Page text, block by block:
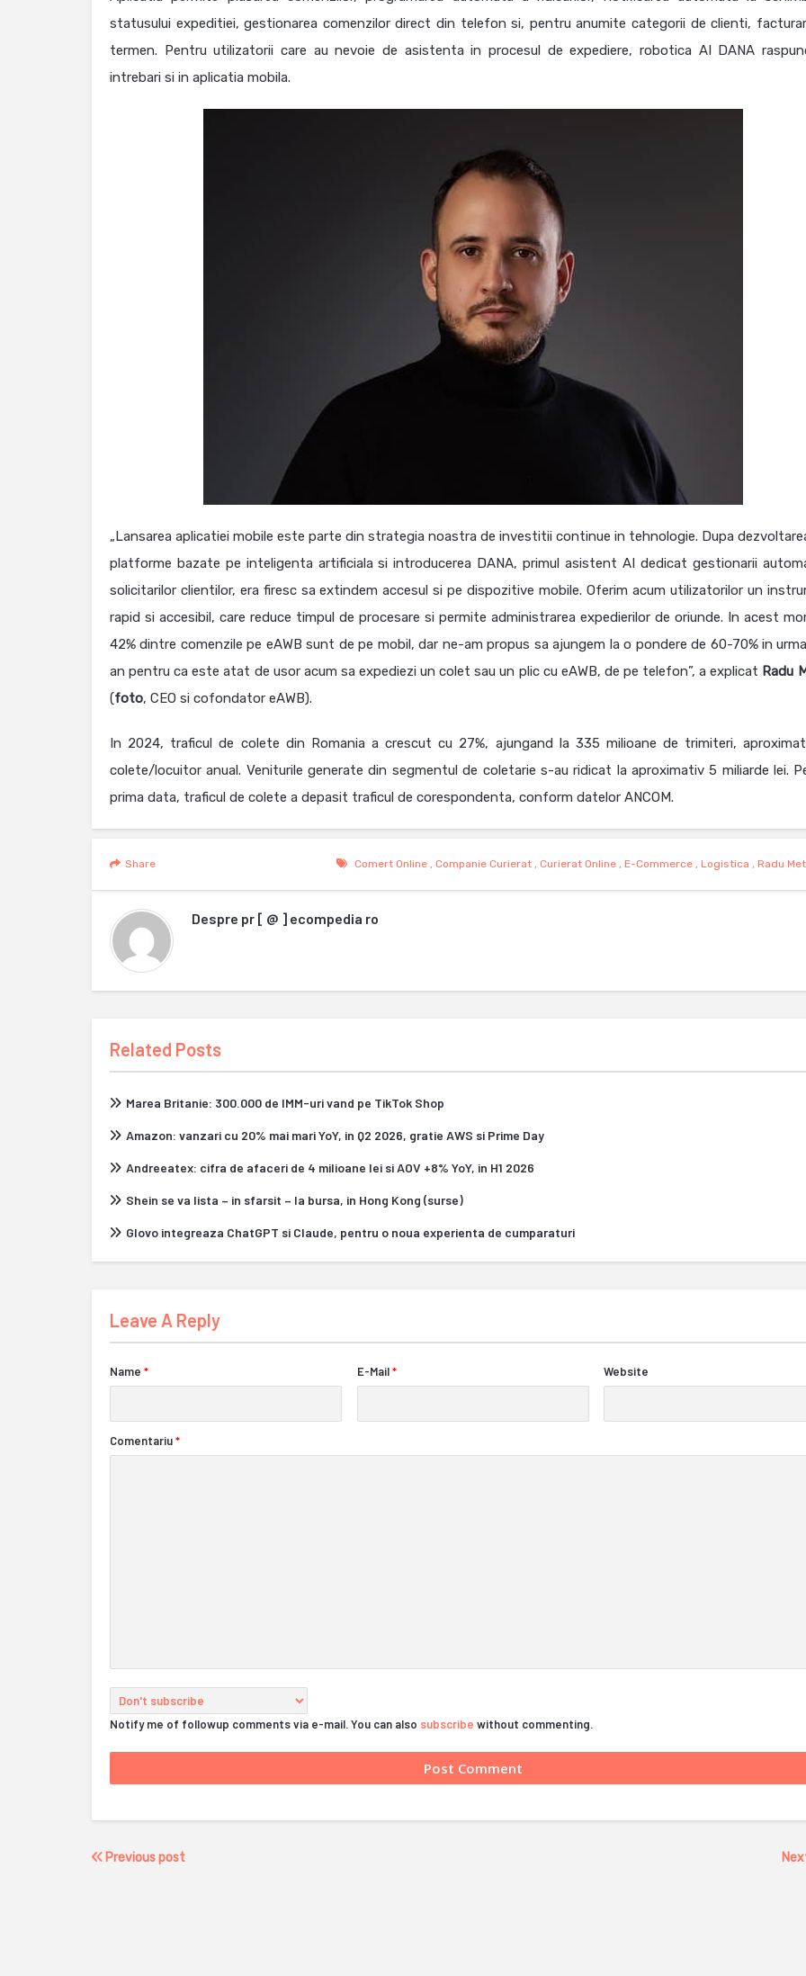
statusului expeditiei, gestionarea comenzilor direct din telefon si, pentru anumite categorii de clienti,
termen. Pentru utilizatorii care au nevoie de asistenta in procesul de expediere, robotica AI DANA
intrebari si in aplicatia mobila.
„Lansarea aplicatiei mobile este parte din strategia noastra de investitii continue in tehnologie. Dupa
platforme bazate pe inteligenta artificiala si introducerea DANA, primul asistent AI dedicat gestionarii
solicitarilor clientilor, era firesc sa extindem accesul si pe dispozitive mobile. Oferim acum utilizatorilor un
rapid si accesibil, care reduce timpul de procesare si permite administrarea expedierilor de oriunde. In acest
42% dintre comenzile pe eAWB sunt de pe mobil, dar ne-am propus sa ajungem la o pondere de 60-70% in
an pentru ca este atat de usor acum sa expediezi un colet sau un plic cu eAWB, de pe telefon”, a explicat Radu
(foto, CEO si cofondator eAWB).
In 2024, traficul de colete din Romania a crescut cu 27%, ajungand la 335 milioane de trimiteri,
colete/locuitor anual. Veniturile generate din segmentul de coletarie s-au ridicat la aproximativ 5 miliarde lei.
prima data, traficul de colete a depasit traficul de corespondenta, conform datelor ANCOM.
Comert Online, Companie Curierat, Curierat Online, E-Commerce, Logistica , Radu
Share
Despre pr [ @ ] ecompedia ro
Related Posts
Marea Britanie: 300.000 de IMM-uri vand pe TikTok Shop
Amazon: vanzari cu 20% mai mari YoY, in Q2 2026, gratie AWS si Prime Day
Andreeatex: cifra de afaceri de 4 milioane lei si AOV +8% YoY, in H1 2026
Shein se va lista – in sfarsit – la bursa, in Hong Kong (surse)
Glovo integreaza ChatGPT si Claude, pentru o noua experienta de cumparaturi
Leave A Reply
Name * E-Mail * Website
Comentariu*
Notify me of followup comments via e-mail. You can also subscribe without commenting.
Previous post